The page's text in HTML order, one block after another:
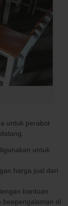
untuk perabot
untuk
harga jual dari
bantuan
beepengalaman di